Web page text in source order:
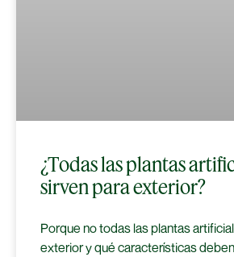
¿Todas las plantas
sirven para exterior?
Porque no todas las plantas
exterior y qué características